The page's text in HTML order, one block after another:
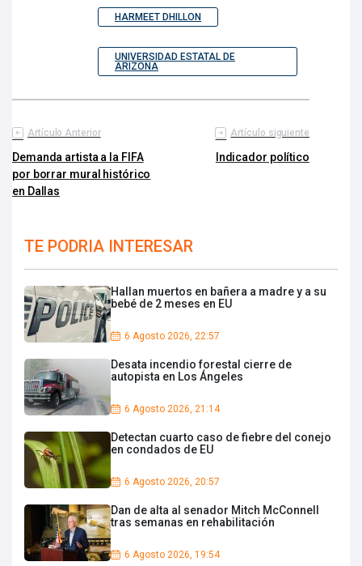
HARMEET DHILLON
UNIVERSIDAD ESTATAL DE
ARIZONA
Artículo Anterior
Demanda artista a la FIFA
por borrar mural histórico
en Dallas
Artículo siguiente
Indicador político
TE PODRIA INTERESAR
Hallan muertos en bañera a madre y a su
bebé de 2 meses en EU
6 Agosto 2026, 22:57
Desata incendio forestal cierre de
autopista en Los Ángeles
6 Agosto 2026, 21:14
Detectan cuarto caso de fiebre del conejo
en condados de EU
6 Agosto 2026, 20:57
Dan de alta al senador Mitch McConnell
tras semanas en rehabilitación
6 Agosto 2026, 19:54